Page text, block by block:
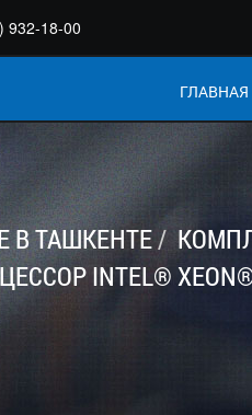
932-18-00
ГЛАВНАЯ
ТАШКЕНТЕ
INTEL® XEON®